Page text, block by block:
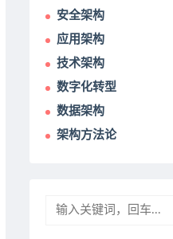
安全架构
应用架构
技术架构
数字化转型
数据架构
架构方法论